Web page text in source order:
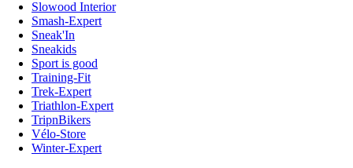
Slowood Interior
Smash-Expert
Sneak'In
Sneakids
Sport is good
Training-Fit
Trek-Expert
Triathlon-Expert
TripnBikers
Vélo-Store
Winter-Expert